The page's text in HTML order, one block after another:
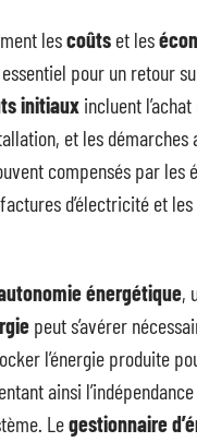
lescoûts et les
pour un retour
initiaux incluent
et les démarches
compensés par les
d’électricité et
énergétique,
peut s’avérer
l’énergie produite
ainsi
Legestionnaire